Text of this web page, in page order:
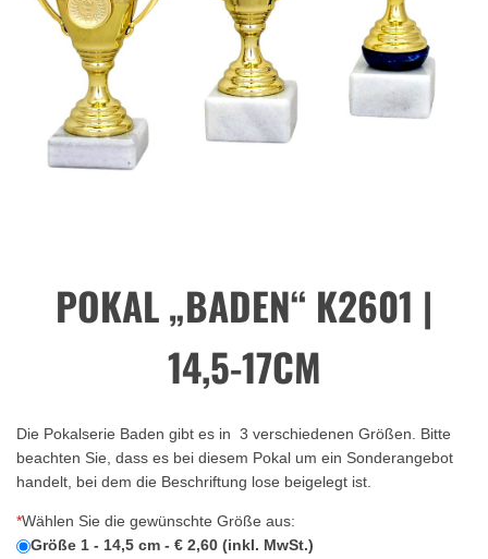
POKAL „BADEN“ K2601 |
14,5-17CM
Die Pokalserie Baden gibt es in 3 verschiedenen Größen. Bitte
beachten Sie, dass es bei diesem Pokal um ein Sonderangebot
handelt, bei dem die Beschriftung lose beigelegt ist.
*Wählen Sie die gewünschte Größe aus:
Größe 1 - 14,5 cm - € 2,60 (inkl. MwSt.)